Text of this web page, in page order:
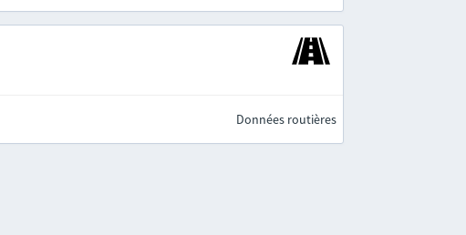
Données routières